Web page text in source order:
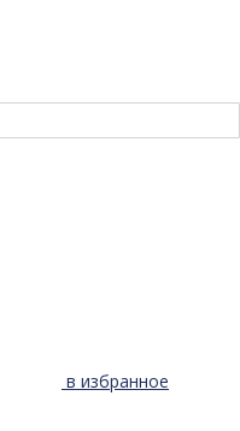
в избранное